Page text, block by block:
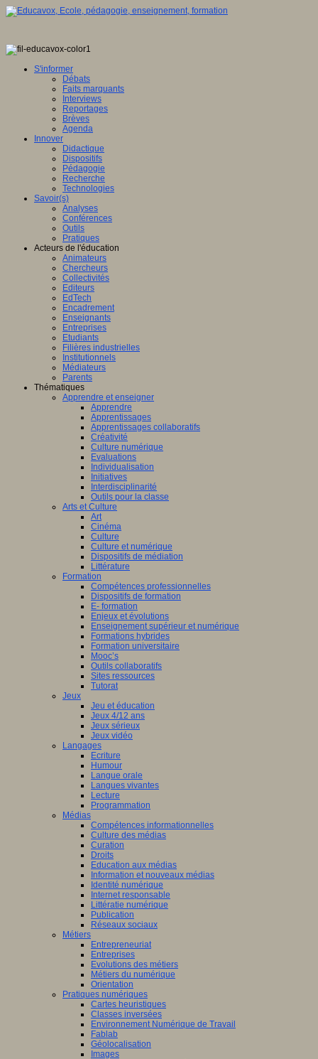
S'informer
Débats
Faits marquants
Interviews
Reportages
Brèves
Agenda
Innover
Didactique
Dispositifs
Pédagogie
Recherche
Technologies
Savoir(s)
Analyses
Conférences
Outils
Pratiques
Acteurs de l'éducation
Animateurs
Chercheurs
Collectivités
Editeurs
EdTech
Encadrement
Enseignants
Entreprises
Etudiants
Filières industrielles
Institutionnels
Médiateurs
Parents
Thématiques
Apprendre et enseigner
Apprendre
Apprentissages
Apprentissages collaboratifs
Créativité
Culture numérique
Evaluations
Individualisation
Initiatives
Interdisciplinarité
Outils pour la classe
Arts et Culture
Art
Cinéma
Culture
Culture et numérique
Dispositifs de médiation
Littérature
Formation
Compétences professionnelles
Dispositifs de formation
E- formation
Enjeux et évolutions
Enseignement supérieur et numérique
Formations hybrides
Formation universitaire
Mooc’s
Outils collaboratifs
Sites ressources
Tutorat
Jeux
Jeu et éducation
Jeux 4/12 ans
Jeux sérieux
Jeux vidéo
Langages
Ecriture
Humour
Langue orale
Langues vivantes
Lecture
Programmation
Médias
Compétences informationnelles
Culture des médias
Curation
Droits
Education aux médias
Information et nouveaux médias
Identité numérique
Internet responsable
Littératie numérique
Publication
Réseaux sociaux
Métiers
Entrepreneuriat
Entreprises
Evolutions des métiers
Métiers du numérique
Orientation
Pratiques numériques
Cartes heuristiques
Classes inversées
Environnement Numérique de Travail
Fablab
Géolocalisation
Images